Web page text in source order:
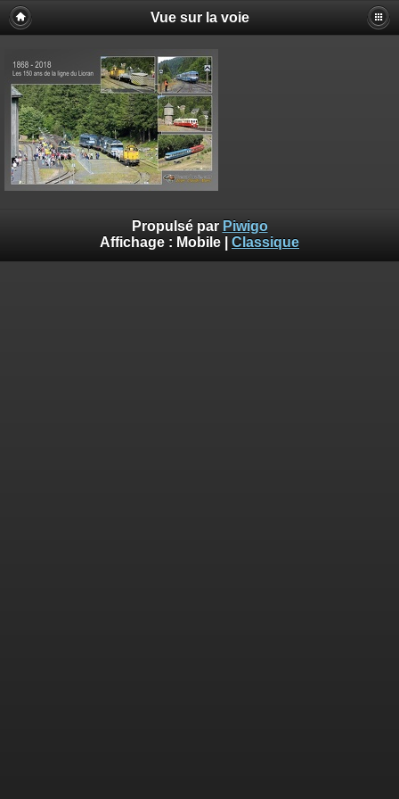
Vue sur la voie
Propulsé par Piwigo
Affichage : Mobile Classique